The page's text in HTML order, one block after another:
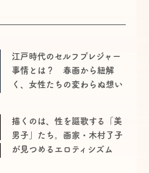
江戸時代のセルフプレジャー
事情とは？ 春画から紐解
く、女性たちの変わらぬ想い
描くのは、性を謳歌する「美
男子」たち。画家・木村了子
が見つめるエロティシズム